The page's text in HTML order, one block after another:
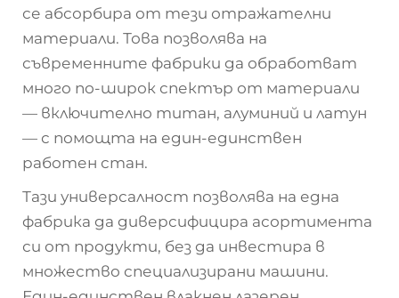
се абсорбира от тези отражателни
материали. Това позволява на
съвременните фабрики да обработват
много по-широк спектър от материали
— включително титан, алуминий и латун
— с помощта на един-единствен
работен стан.
Тази универсалност позволява на една
фабрика да диверсифицира асортимента
си от продукти, без да инвестира в
множество специализирани машини.